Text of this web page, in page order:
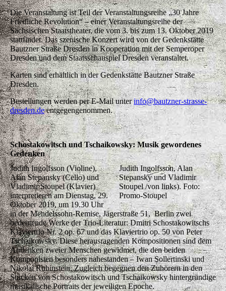
Die Veranstaltung ist Teil der Veranstaltungsreihe „30 Jahre
Friedliche Revolution“ – einer Veranstaltungsreihe der
Sächsischen Staatstheater, die vom 3. bis zum 13. Oktober 2019
stattfindet. Das szenische Konzert wird von der Gedenkstätte
Bautzner Straße Dresden in Kooperation mit der Semperoper
Dresden und dem Staatsschauspiel Dresden veranstaltet.
Karten sind erhältlich in der Gedenkstätte Bautzner Straße
Dresden.
Bestellungen werden per E-Mail unterinfo@bautzner-strasse-
dresden.deentgegengenommen.
Schostakowitsch und Tschaikowsky: Musik gewordenes
Gedenken
Judith Ingolfsson, Alan
Stepansky und Vladimir
Stoupel /von links). Foto:
Promo-Stoupel
Judith Ingolfsson (Violine),
Alan Stepansky (Cello) und
Vladimir Stoupel (Klavier)
interpretieren am Dienstag, 29.
Oktober 2019, um 19.30 Uhr
in der Mendelssohn-Remise, Jägerstraße 51, Berlin zwei
bedeutende Werke der Trio-Literatur: Dmitri Schostakowitschs
Klaviertrio Nr. 2 op. 67 und das Klaviertrio op. 50 von Peter
Tschaikowsky. Diese herausragenden Kompositionen sind dem
Andenken zweier Menschen gewidmet, die den beiden
Komponisten besonders nahestanden – Iwan Sollertinski und
Nikolai Rubinstein. Zugleich begegnen den Zuhörern in den
Stücken von Schostakowitsch und Tschaikowsky hintergründige
musikalische Portraits der jeweiligen Epoche.